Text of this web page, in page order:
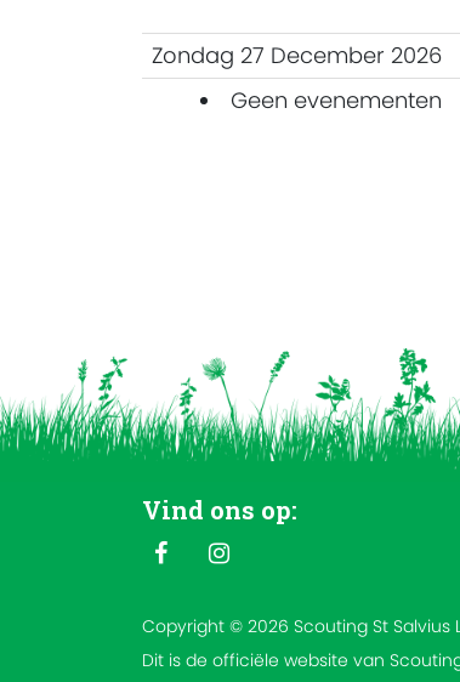
Zondag 27 December 2026
Geen evenementen
Vind ons op:
Copyright © 2026 Scouting St Salvius
Dit is de officiële website van